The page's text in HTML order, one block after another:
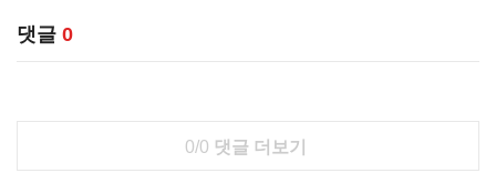
댓글 0
0/0 댓글 더보기